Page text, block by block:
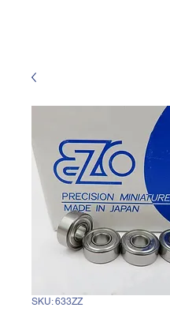
SKU: 633ZZ